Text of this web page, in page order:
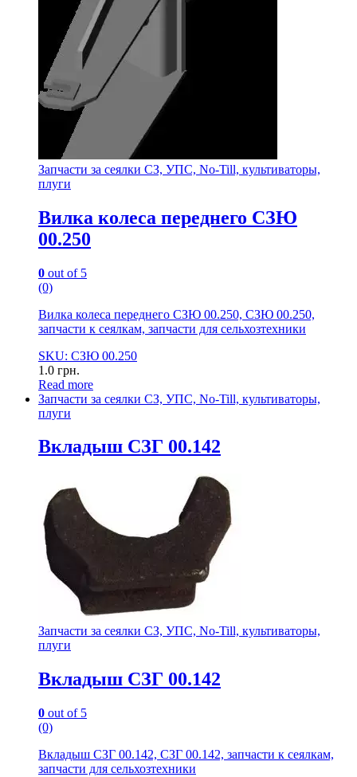
Запчасти за сеялки СЗ, УПС, No-Till, культиваторы,
плуги
Вилка колеса переднего СЗЮ
00.250
0 out of 5
(0)
Вилка колеса переднего СЗЮ 00.250, СЗЮ 00.250,
запчасти к сеялкам, запчасти для сельхозтехники
SKU: СЗЮ 00.250
1.0 грн.
Read more
Запчасти за сеялки СЗ, УПС, No-Till, культиваторы,
плуги
Вкладыш СЗГ 00.142
Запчасти за сеялки СЗ, УПС, No-Till, культиваторы,
плуги
Вкладыш СЗГ 00.142
0 out of 5
(0)
Вкладыш СЗГ 00.142, СЗГ 00.142, запчасти к сеялкам,
запчасти для сельхозтехники